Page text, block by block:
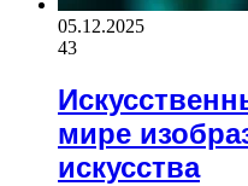
05.12.2025
43
мире
искусства